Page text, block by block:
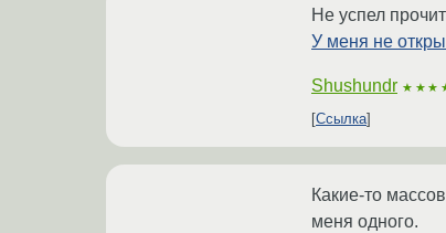
Не успел
У меня не
Shushundr
Ссылка
Какие-то
меня одного.